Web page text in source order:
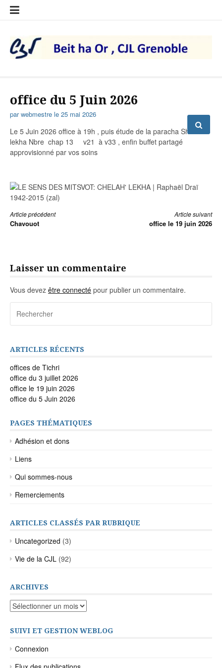
Aller
et
sommes-
office du 5 Juin 2026
parwebmestre le 25 mai 2026
Le 5 Juin 2026 office à 19h , puis étude de la paracha Sh’lakh
lekha Nbre chap 13 v21 à v33 , enfin buffet partagé
approvisionné par vos soins
Lire
suite
Article précédent
Chavouot
Article suivant
office le 19 juin 2026
Laisser un commentaire
Vous devez être connecté pour publier un commentaire.
pour
:
ARTICLES RÉCENTS
offices de Tichri
office du 3 juillet 2026
office le 19 juin 2026
office du 5 Juin 2026
PAGES THÉMATIQUES
Adhésion et dons
Liens
Qui sommes-nous
Remerciements
ARTICLES CLASSÉS PAR RUBRIQUE
Uncategorized (3)
Vie de la CJL (92)
ARCHIVES
Archives
SUIVI ET GESTION WEBLOG
Connexion